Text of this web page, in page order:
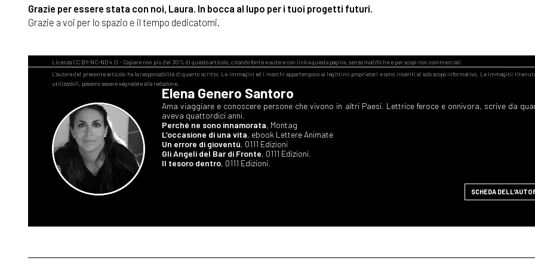
Grazie per essere stata con noi, Laura. In bocca al lupo per i tuoi progetti futuri.
Grazie a voi per lo spazio e il tempo dedicatomi.
Elena Genero Santoro
Ama viaggiare e conoscere persone che vivono in altri Paesi. Lettrice feroce e onnivora, scrive da
aveva quattordici anni.
Perché ne sono innamorata, Montag
L’occasione di una vita, ebook Lettere Animate
Un errore di gioventù, 0111 Edizioni
Gli Angeli del Bar di Fronte, 0111 Edizioni.
Il tesoro dentro, 0111 Edizioni.
SCHEDA